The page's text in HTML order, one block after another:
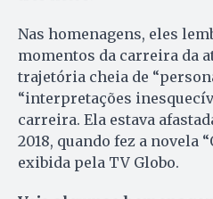
Nas homenagens, eles
momentos da carreira da
trajetória cheia de
“interpretações
carreira. Ela estava
2018, quando fez a novela
exibida pela TV Globo.